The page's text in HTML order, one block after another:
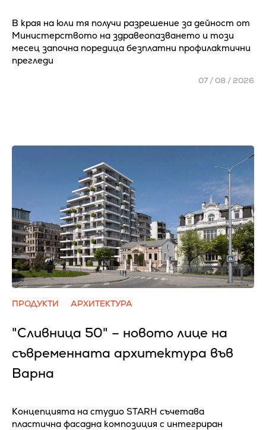
В края на юли тя получи разрешение за дейност от
Министерството на здравеопазването и този
месец започна поредица безплатни профилактични
прегледи
07 / 08 / 2026
ПРОДУКТИ АРХИТЕКТУРА
"Сливница 50" – новото лице на
съвременната архитектура във
Варна
Концепцията на студио STARH съчетава
пластична фасадна композиция с интегриран